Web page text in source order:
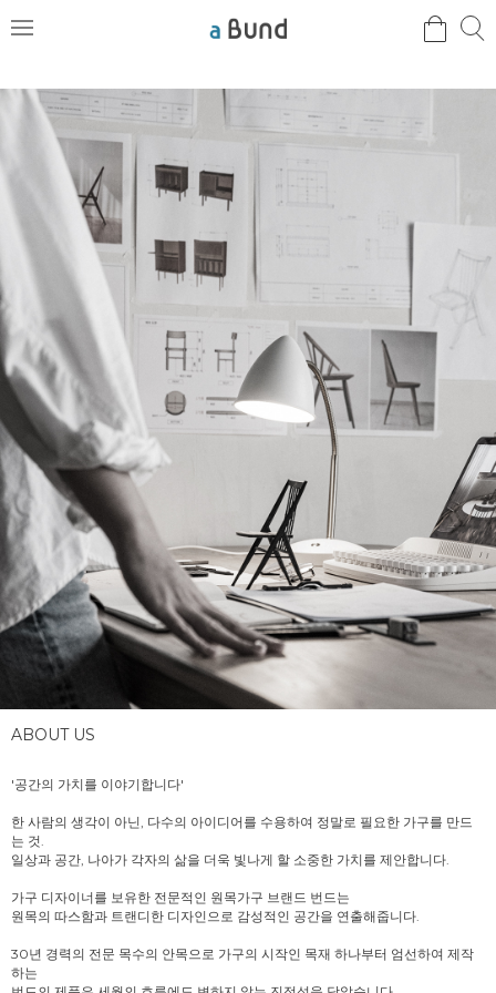
메
검
ABOUT US
'공간의 가치를 이야기합니다'
한 사람의 생각이 아닌, 다수의 아이디어를 수용하여 정말로 필요한 가구를 만드
는 것.
일상과 공간, 나아가 각자의 삶을 더욱 빛나게 할 소중한 가치를 제안합니다.
가구 디자이너를 보유한 전문적인 원목가구 브랜드 번드는
원목의 따스함과 트랜디한 디자인으로 감성적인 공간을 연출해줍니다.
30년 경력의 전문 목수의 안목으로 가구의 시작인 목재 하나부터 엄선하여 제작
하는